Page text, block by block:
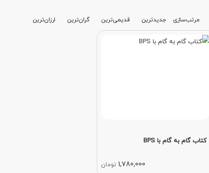
مرتب‌سازی جدیدترین قدیمی‌ترین گران‌ترین ارزان‌ترین
کتاب گام به گام با BPS
1,780,000 تومان